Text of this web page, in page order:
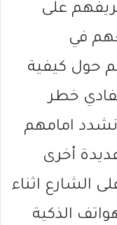
على
في
حول كيفية
خطر
نشدد امامهم
أخرى
الشارع اثناء
الذكية